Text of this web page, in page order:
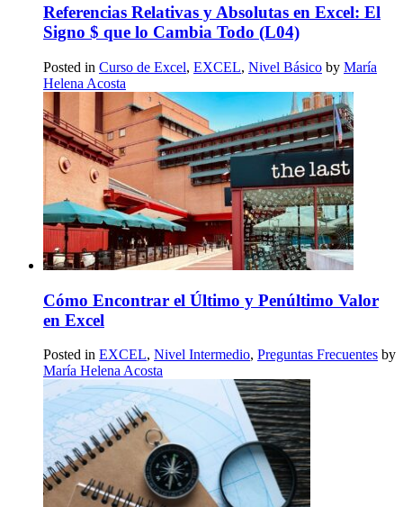
Referencias Relativas y Absolutas en Excel: El
Signo $ que lo Cambia Todo (L04)
Posted in Curso de Excel, EXCEL, Nivel Básico by María
Helena Acosta
Cómo Encontrar el Último y Penúltimo Valor
en Excel
Posted in EXCEL, Nivel Intermedio, Preguntas Frecuentes by
María Helena Acosta